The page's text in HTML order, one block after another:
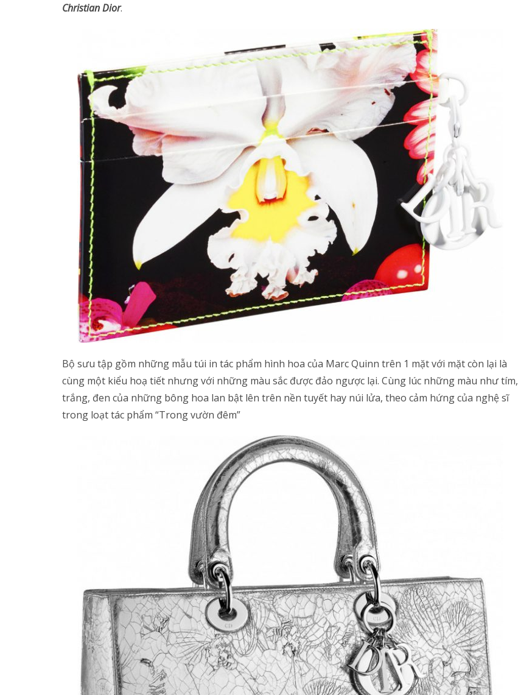
Christian Dior.
Bộ sưu tập gồm những mẫu túi in tác phẩm hình hoa của Marc Quinn trên 1 mặt với mặt còn lại là
cùng một kiểu hoạ tiết nhưng với những màu sắc được đảo ngược lại. Cùng lúc những màu như tím,
trắng, đen của những bông hoa lan bật lên trên nền tuyết hay núi lửa, theo cảm hứng của nghệ sĩ
trong loạt tác phẩm “Trong vườn đêm”